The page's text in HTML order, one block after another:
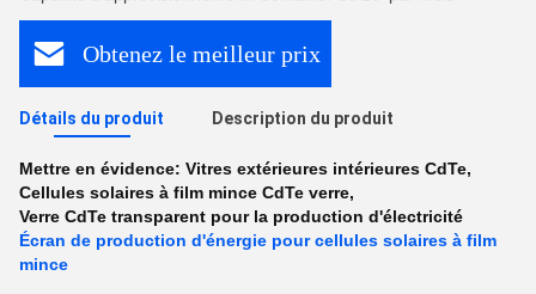
Obtenez le meilleur prix
Détails du produit Description du produit
Mettre en évidence: Vitres extérieures intérieures CdTe,
Cellules solaires à film mince CdTe verre,
Verre CdTe transparent pour la production d'électricité
Écran de production d'énergie pour cellules solaires à film
mince